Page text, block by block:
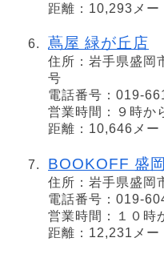
距離：10,293メー
蔦屋 緑が丘店
住所：岩手県盛岡
号
電話番号：019-
営業時間：９時か
距離：10,646メー
BOOKOFF 盛
住所：岩手県盛岡
電話番号：019-
営業時間：１０時
距離：12,231メー